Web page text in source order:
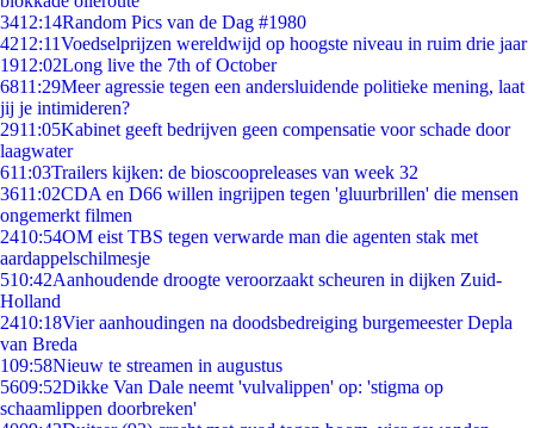
3412:14Random Pics van de Dag #1980
4212:11Voedselprijzen wereldwijd op hoogste niveau in ruim drie jaar
1912:02Long live the 7th of October
6811:29Meer agressie tegen een andersluidende politieke mening, laat
jij je intimideren?
2911:05Kabinet geeft bedrijven geen compensatie voor schade door
laagwater
611:03Trailers kijken: de bioscoopreleases van week 32
3611:02CDA en D66 willen ingrijpen tegen 'gluurbrillen' die mensen
ongemerkt filmen
2410:54OM eist TBS tegen verwarde man die agenten stak met
aardappelschilmesje
510:42Aanhoudende droogte veroorzaakt scheuren in dijken Zuid-
Holland
2410:18Vier aanhoudingen na doodsbedreiging burgemeester Depla
van Breda
109:58Nieuw te streamen in augustus
5609:52Dikke Van Dale neemt 'vulvalippen' op: 'stigma op
schaamlippen doorbreken'